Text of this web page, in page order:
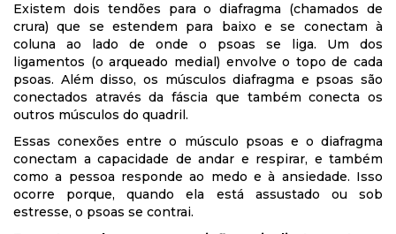
Existem dois tendões para o diafragma (chamados de
crura) que se estendem para baixo e se conectam à
coluna ao lado de onde o psoas se liga. Um dos
ligamentos (o arqueado medial) envolve o topo de cada
psoas. Além disso, os músculos diafragma e psoas são
conectados através da fáscia que também conecta os
outros músculos do quadril.
Essas conexões entre o músculo psoas e o diafragma
conectam a capacidade de andar e respirar, e também
como a pessoa responde ao medo e à ansiedade. Isso
ocorre porque, quando ela está assustado ou sob
estresse, o psoas se contrai.